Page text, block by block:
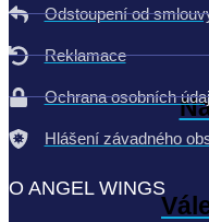
Odstoupení od
Reklamace
Ochrana osobních
Hlášení závadného
O ANGEL WINGS